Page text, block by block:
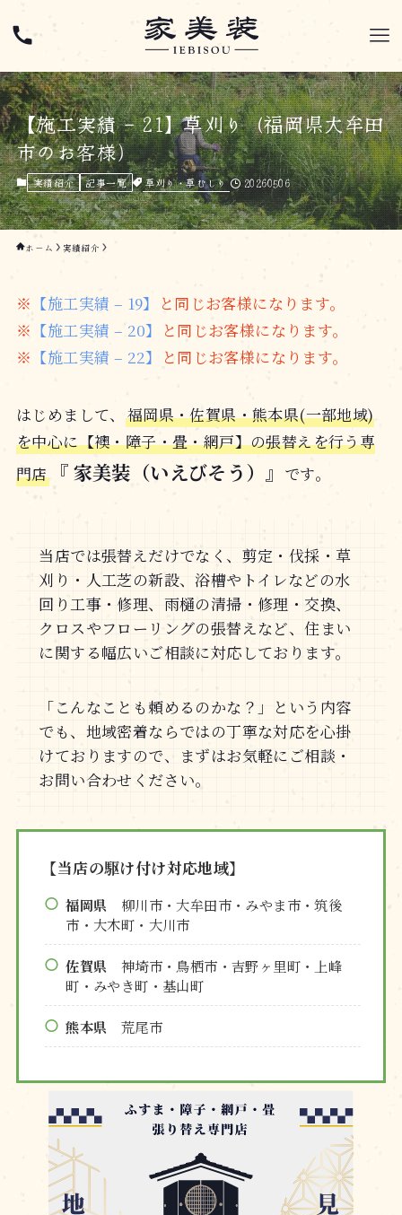
【施工実績 – 21】草刈り（福岡県大牟田
市のお客様）
実績紹介 記事一覧 草刈り・草むしり 20260506
ホーム 実績紹介
※ 【施工実績 – 19】 と同じお客様になります。
※ 【施工実績 – 20】 と同じお客様になります。
※ 【施工実績 – 22】 と同じお客様になります。
はじめまして、 福岡県・佐賀県・熊本県(一部地域)
を中心に【襖・障子・畳・網戸】の張替えを行う専
門店『 家美装（いえびそう）』 です。
当店では張替えだけでなく、剪定・伐採・草
刈り・人工芝の新設、浴槽やトイレなどの水
回り工事・修理、雨樋の清掃・修理・交換、
クロスやフローリングの張替えなど、住まい
に関する幅広いご相談に対応しております。
「こんなことも頼めるのかな？」という内容
でも、地域密着ならではの丁寧な対応を心掛
けておりますので、まずはお気軽にご相談・
お問い合わせください。
【当店の駆け付け対応地域】
福岡県 柳川市・大牟田市・みやま市・筑後
市・大木町・大川市
佐賀県 神埼市・鳥栖市・吉野ヶ里町・上峰
町・みやき町・基山町
熊本県 荒尾市